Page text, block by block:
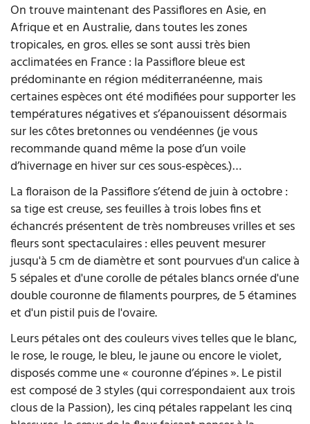
On trouve maintenant des Passiflores en Asie, en
Afrique et en Australie, dans toutes les zones
tropicales, en gros. elles se sont aussi très bien
acclimatées en France : la Passiflore bleue est
prédominante en région méditerranéenne, mais
certaines espèces ont été modifiées pour supporter les
températures négatives et s’épanouissent désormais
sur les côtes bretonnes ou vendéennes (je vous
recommande quand même la pose d’un voile
d’hivernage en hiver sur ces sous-espèces.)…
La floraison de la Passiflore s’étend de juin à octobre :
sa tige est creuse, ses feuilles à trois lobes fins et
échancrés présentent de très nombreuses vrilles et ses
fleurs sont spectaculaires : elles peuvent mesurer
jusqu'à 5 cm de diamètre et sont pourvues d'un calice à
5 sépales et d'une corolle de pétales blancs ornée d'une
double couronne de filaments pourpres, de 5 étamines
et d'un pistil puis de l'ovaire.
Leurs pétales ont des couleurs vives telles que le blanc,
le rose, le rouge, le bleu, le jaune ou encore le violet,
disposés comme une « couronne d’épines ». Le pistil
est composé de 3 styles (qui correspondaient aux trois
clous de la Passion), les cinq pétales rappelant les cinq